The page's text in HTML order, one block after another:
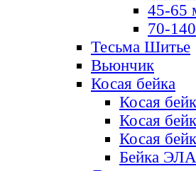
45-
70-
Тесьма Шитье
Вьюнчик
Косая бейка
Косая
Косая
Косая
Бейка